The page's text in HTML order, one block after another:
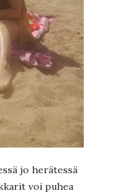
jo herätessä
voi puhea